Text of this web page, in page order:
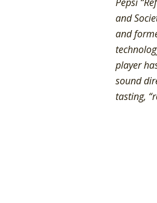
and
and
player
sound
tasting,